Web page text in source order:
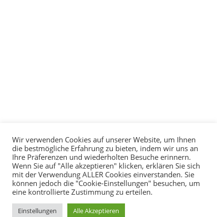
Copyright © 2026 TC
Wir verwenden Cookies auf unserer Website, um Ihnen
die bestmögliche Erfahrung zu bieten, indem wir uns an
Ihre Präferenzen und wiederholten Besuche erinnern.
Wenn Sie auf "Alle akzeptieren" klicken, erklären Sie sich
mit der Verwendung ALLER Cookies einverstanden. Sie
können jedoch die "Cookie-Einstellungen" besuchen, um
eine kontrollierte Zustimmung zu erteilen.
Einstellungen Alle Akzeptieren